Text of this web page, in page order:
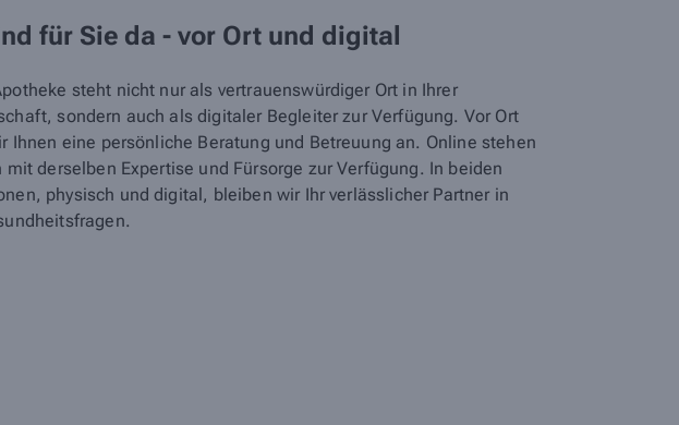
für Sie da - vor Ort und digital
steht nicht nur als vertrauenswürdiger Ort in Ihrer
sondern auch als digitaler Begleiter zur Verfügung. Vor Ort
Ihnen eine persönliche Beratung und Betreuung an. Online stehen
mit derselben Expertise und Fürsorge zur Verfügung. In beiden
physisch und digital, bleiben wir Ihr verlässlicher Partner in